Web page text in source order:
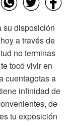
su disposición
a través de
no terminas
tocó vivir en
cuentagotas a
infinidad de
de
tu exposición